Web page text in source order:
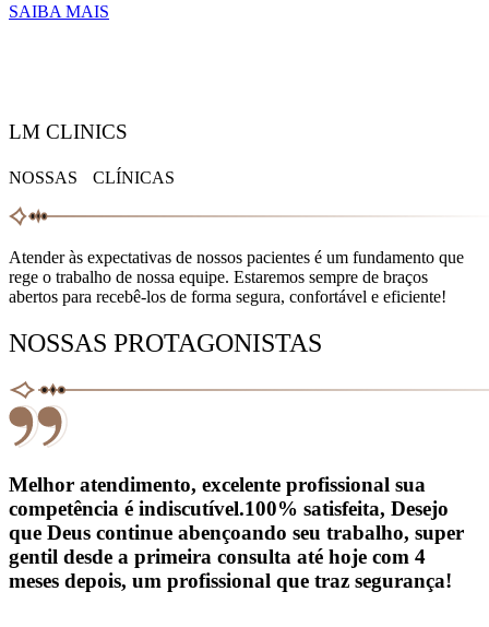
SAIBA MAIS
LM CLINICS
NOSSAS CLÍNICAS
Atender às expectativas de nossos pacientes é um fundamento que
rege o trabalho de nossa equipe. Estaremos sempre de braços
abertos para recebê-los de forma segura, confortável e eficiente!
NOSSAS PROTAGONISTAS
Melhor atendimento, excelente profissional sua
competência é indiscutível.100% satisfeita, Desejo
que Deus continue abençoando seu trabalho, super
gentil desde a primeira consulta até hoje com 4
meses depois, um profissional que traz segurança!